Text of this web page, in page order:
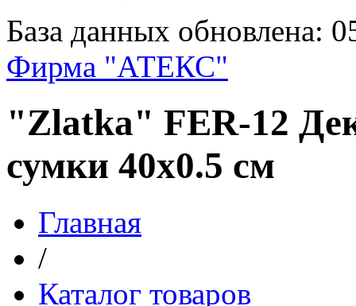
База данных обновлена:
Фирма "АТЕКС"
"Zlatka" FER-12
сумки 40х0.5 см
Главная
/
Каталог товаров